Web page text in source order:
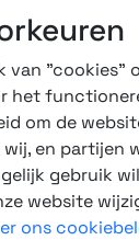
van
het
om de
en partijen
gebruik
website
ons